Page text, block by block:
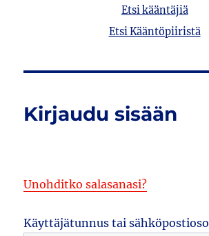
Etsi kääntäjiä
Etsi Kääntöpiiristä
Kirjaudu sisään
Unohditko salasanasi?
Käyttäjätunnus tai